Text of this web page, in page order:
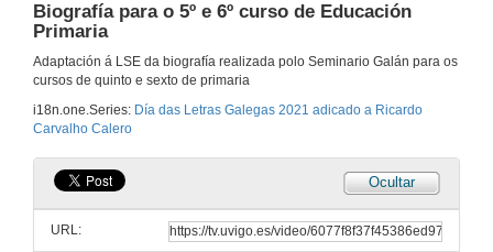
Biografía para o 5º e 6º curso de Educación
Primaria
Adaptación á LSE da biografía realizada polo Seminario Galán para os
cursos de quinto e sexto de primaria
i18n.one.Series: Día das Letras Galegas 2021 adicado a Ricardo
Carvalho Calero
Ocultar
URL:
5 de abr. de 2021